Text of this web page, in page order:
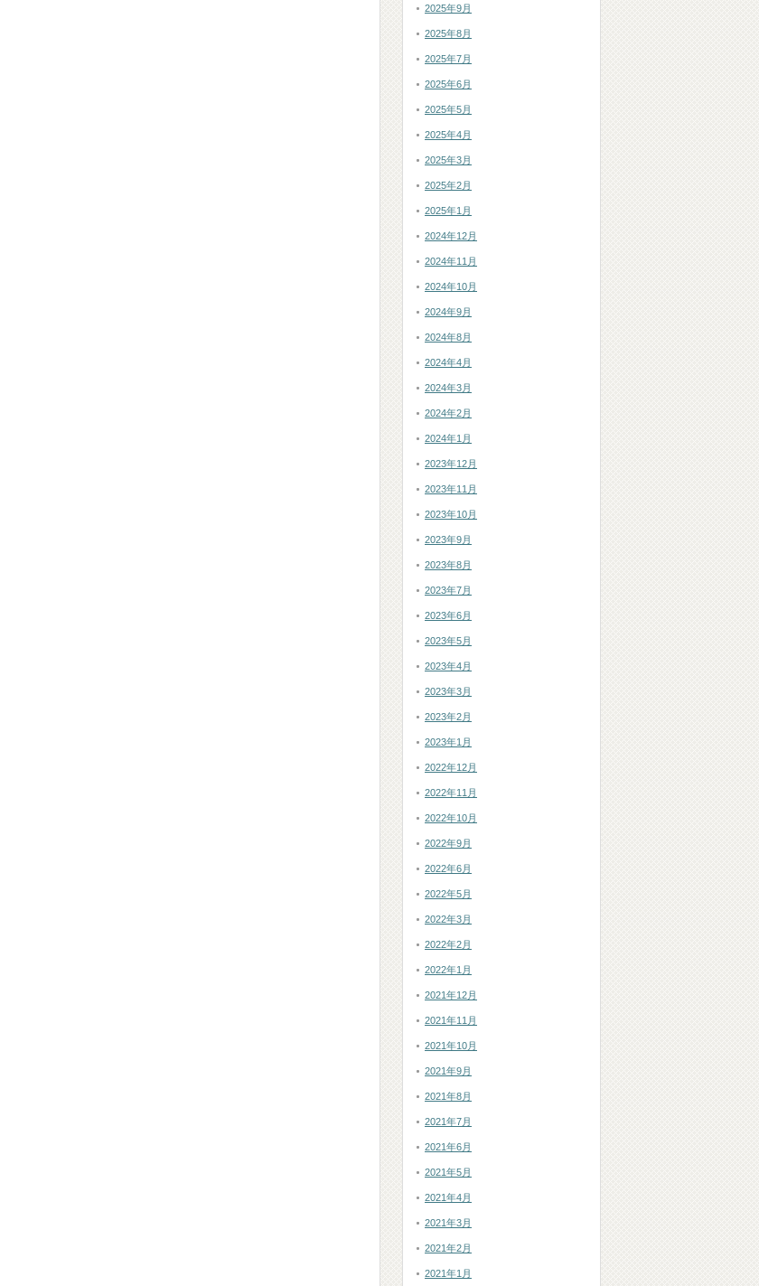
2025年9月
2025年8月
2025年7月
2025年6月
2025年5月
2025年4月
2025年3月
2025年2月
2025年1月
2024年12月
2024年11月
2024年10月
2024年9月
2024年8月
2024年4月
2024年3月
2024年2月
2024年1月
2023年12月
2023年11月
2023年10月
2023年9月
2023年8月
2023年7月
2023年6月
2023年5月
2023年4月
2023年3月
2023年2月
2023年1月
2022年12月
2022年11月
2022年10月
2022年9月
2022年6月
2022年5月
2022年3月
2022年2月
2022年1月
2021年12月
2021年11月
2021年10月
2021年9月
2021年8月
2021年7月
2021年6月
2021年5月
2021年4月
2021年3月
2021年2月
2021年1月